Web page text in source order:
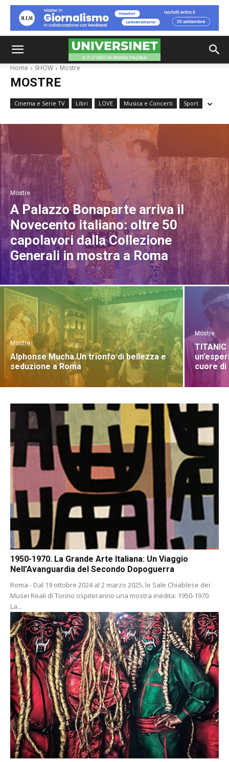
Home SHOW Mostre
MOSTRE
Cinema e Serie TV Libri LOVE Musica e Concerti Sport
Mostre
A Palazzo Bonaparte arriva il
Novecento italiano: oltre 50
capolavori dalla Collezione
Generali in mostra a Roma
Mostre
Alphonse Mucha.Un trionfo di bellezza e
seduzione a Roma
Mostre
cuore di
1950-1970. La Grande Arte Italiana: Un Viaggio
Nell’Avanguardia del Secondo Dopoguerra
Roma - Dal 19 ottobre 2024 al 2 marzo 2025, le Sale Chiablese dei
Musei Reali di Torino ospiteranno una mostra inedita: 1950-1970.
La...